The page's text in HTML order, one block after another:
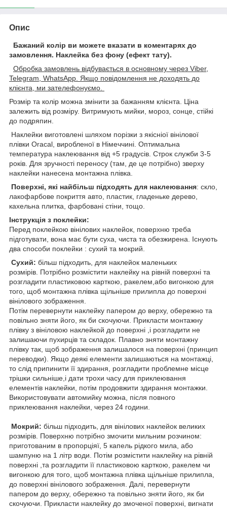
Опис
Бажаний колір ви можете вказати в коментарях до
замовлення. Наклейка без фону (ефект тату).
Обробка замовлень відбувається в основному через Viber,
Telegram, WhatsApp. Якщо повідомлення не доходять до
клієнта, ми зателефонуємо.
Розмір та колір можна змінити за бажанням клієнта. Ціна
залежить від розміру. Витримують мийки, мороз, сонце, стійкі
до подряпин.
Наклейки виготовлені шляхом порізки з якісніої вінілової
плівки Oracal, виробленої в Німеччині. Оптимальна
температура наклеювання від +5 градусів. Строк служби 3-5
років. Для зручності переносу (там, де це потрібно) зверху
наклейки нанесена монтажна плівка.
Поверхні, які найбільш підходять для наклеювання: скло,
лакофарбове покриття авто, пластик, гладеньке дерево,
кахельна плитка, фарбовані стіни, тощо.
Інструкція з поклейки:
Перед поклейкою вінілових наклейок, поверхню треба
підготувати, вона має бути суха, чиста та обезжирена. Існують
два способи поклейки : сухий та мокрий.
Сухий: більш підходить, для наклейок маленьких
розмірів. Потрібно розмістити наклейку на рівній поверхні та
розгладити пластиковою карткою, ракелем,або вигонкою для
того, щоб монтажна плівка щільніше прилипла до поверхні
вінілового зображення.
Потім перевернути наклейку папером до верху, обережно та
повільно зняти його, як би скочуючи. Прикласти монтажну
плівку з вініловою наклейкой до поверхні ,і розгладити не
залишаючи пухирців та складок. Плавно зняти монтажну
плівку так, щоб зображення залишалося на поверхні (принцип
переводки). Якщо деякі елементи залишаються на монтажці,
то слід припинити її здирання, розгладити проблемне місце
трішки сильніше,і дати трохи часу для приклеювання
елементів наклейки, потім продовжити здирання монтажки.
Використовувати автомийку можна, після повного
приклеювання наклейки, через 24 години.
Мокрий: більш підходить, для вінілових наклейок великих
розмірів. Поверхню потрібно змочити мильним розчином:
приготованим в пропорціяї, 5 капель рідкого мила, або
шампуню на 1 літр води. Потім розмістити наклейку на рівній
поверхні ,та розгладити її пластиковою карткою, ракелем чи
вигонкою для того, щоб монтажна плівка щільніше прилипла,
до поверхні вінілового зображення. Далі, перевернути
папером до верху, обережно та повільно зняти його, як би
скочуючи. Прикласти наклейку до змоченої поверхні, вигнати